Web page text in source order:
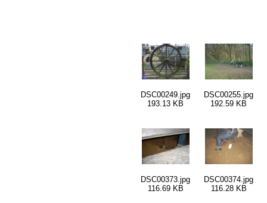
DSC00249.jpg
193.13 KB
DSC00255.jpg
192.59 KB
DSC00373.jpg
116.69 KB
DSC00374.jpg
116.28 KB